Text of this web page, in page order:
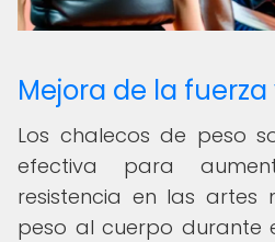
Mejora de la
Los chalecos de peso
efectiva para
resistencia en las artes
peso al cuerpo durante